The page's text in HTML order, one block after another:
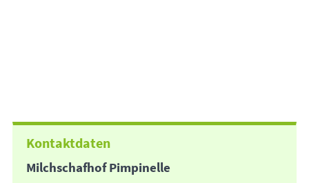
Kontaktdaten
Milchschafhof Pimpinelle